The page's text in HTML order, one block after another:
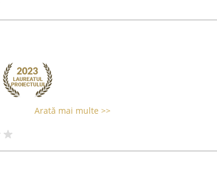
Arată mai multe >>